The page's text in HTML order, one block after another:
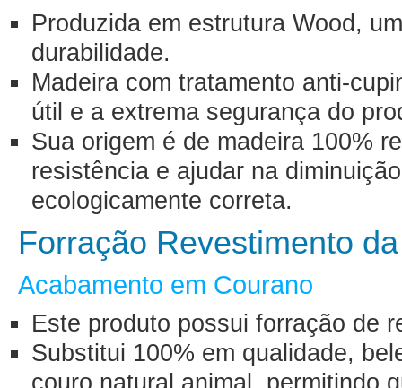
Produzida em estrutura Wood,
durabilidade.
Madeira com tratamento anti-
útil e a extrema segurança do
Sua origem é de madeira 100%
resistência e ajudar na
ecologicamente correta.
Forração Revestimento
Acabamento em Courano
Este produto possui forração de
Substitui 100% em qualidade,
couro natural animal, permitindo